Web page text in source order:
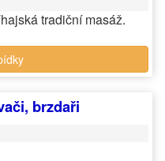
tradiční masáž.
brzdaři